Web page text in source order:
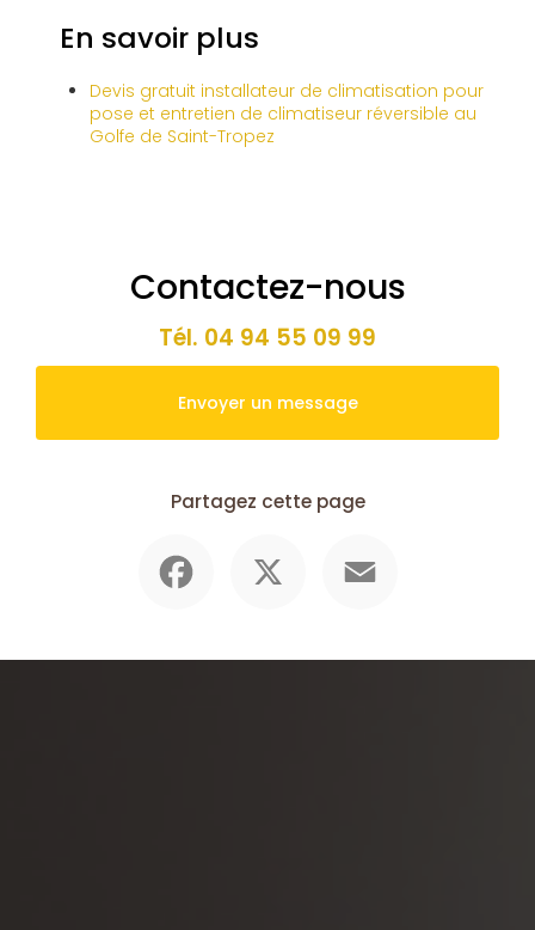
En savoir plus
Devis gratuit installateur de climatisation pour
pose et entretien de climatiseur réversible au
Golfe de Saint-Tropez
Contactez-nous
Tél. 04 94 55 09 99
Envoyer un message
Partagez cette page